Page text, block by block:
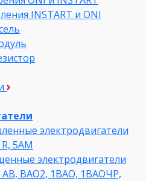
INSTART и ONI
электродвигатели
5AM
электродвигатели
ВАO2, 1ВАО, 1ВАОЧР,